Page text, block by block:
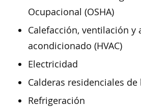
Ocupacional (OSHA)
Calefacción, ventilación y
acondicionado (HVAC)
Electricidad
Calderas residenciales
Refrigeración